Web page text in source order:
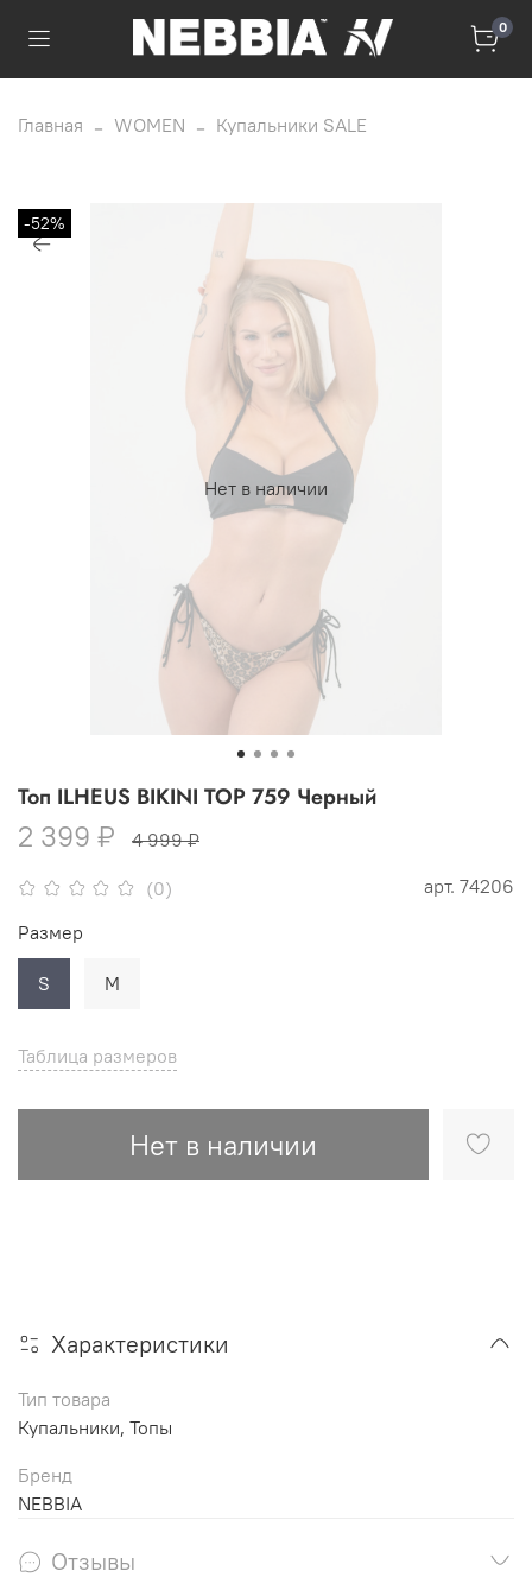
0
Главная WOMEN Купальники SALE
Нет в наличии
-52%
(0) арт. 74206
Топ ILHEUS BIKINI TOP 759 Черный
2 399 ₽ 4 999 ₽
Таблица размеров
Нет в наличии
Размер
S M
Характеристики
Тип товара
Купальники, Топы
Бренд
NEBBIA
Отзывы